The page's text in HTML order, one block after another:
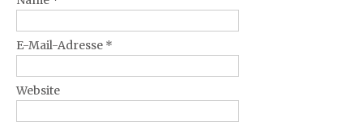
E-Mail-Adresse *
Website